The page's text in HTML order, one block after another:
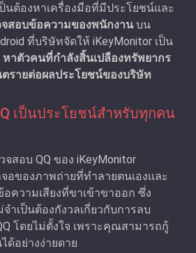
นต้องหาเครื่องมือที่มีประโยชน์และ
จสอบข้อความของพนักงาน บน
ที่บริษัทจัดให้ iKeyMonitor เป็น
หาตัวคนที่กําลังสิ้นเปลืองทรัพยากร
รายต่อผลประโยชน์ของบริษัท
เป็นประโยชน์สําหรับทุกคน
สอบ QQ ของ iKeyMonitor
อของภาพถ่ายที่ทําลายตนเองและ
ความเสียงที่ขาเข้าขาออก ซึ่ง
เป็นต้องกังวลเกี่ยวกับการลบ
โดยไม่ตั้งใจ เพราะคุณสามารถกู้
ด้อย่างง่ายดาย